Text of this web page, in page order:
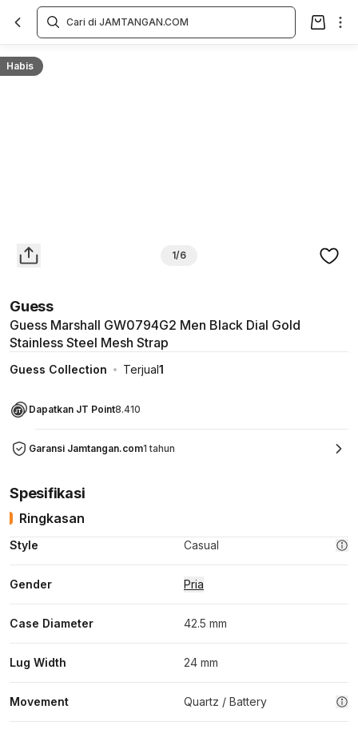
Habis
1/6
Guess
Guess Marshall GW0794G2 Men Black Dial Gold
Stainless Steel Mesh Strap
Guess Collection Terjual1
Dapatkan JT Point8.410
Garansi Jamtangan.com1 tahun
Overview
Spesifikasi
Ringkasan
Style Casual
Gender Pria
Case Diameter 42.5 mm
Lug Width 24 mm
Movement Quartz / Battery